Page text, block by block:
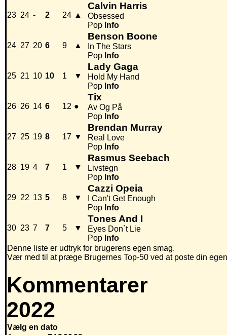
23 24 - 2 24 ▲
Calvin Harris
Obsessed
Pop Info
24 27 20 6 9 ▲
Benson Boone
In The Stars
Pop Info
25 21 10 10 1 ▼
Lady Gaga
Hold My Hand
Pop Info
26 26 14 6 12 ●
Tix
Av Og På
Pop Info
27 25 19 8 17 ▼
Brendan Murray
Real Love
Pop Info
28 19 4 7 1 ▼
Rasmus Seebach
Livstegn
Pop Info
29 22 13 5 8 ▼
Cazzi Opeia
I Can't Get Enough
Pop Info
30 23 7 7 5 ▼
Tones And I
Eyes Don`t Lie
Pop Info
Denne liste er udtryk for brugerens egen smag.
Vær med til at præge Brugernes Top-50 ved at poste din
Kommentarer
2022
Vælg en dato